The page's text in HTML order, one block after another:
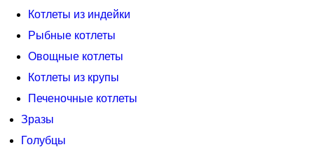
Котлеты из индейки
Рыбные котлеты
Овощные котлеты
Котлеты из крупы
Печеночные котлеты
Зразы
Голубцы